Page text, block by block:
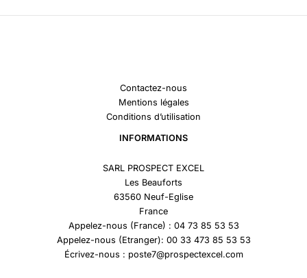
Contactez-nous
Mentions légales
Conditions d’utilisation
INFORMATIONS
SARL PROSPECT EXCEL
Les Beauforts
63560 Neuf-Eglise
France
Appelez-nous (France) : 04 73 85 53 53
Appelez-nous (Etranger): 00 33 473 85 53 53
Écrivez-nous : poste7@prospectexcel.com